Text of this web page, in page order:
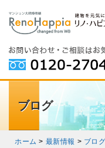
ブログ
ホーム > 最新情報 > ブログ